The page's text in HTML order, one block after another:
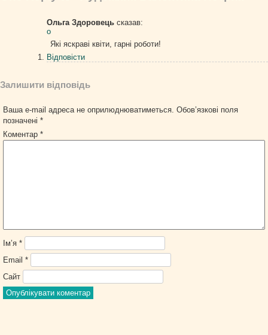
Ольга Здоровець сказав:
о
Які яскраві квіти, гарні роботи!
Відповіcти
Залишити відповідь
Ваша e-mail адреса не оприлюднюватиметься. Обов’язкові поля
позначені*
Коментар*
Ім’я*
Email*
Сайт